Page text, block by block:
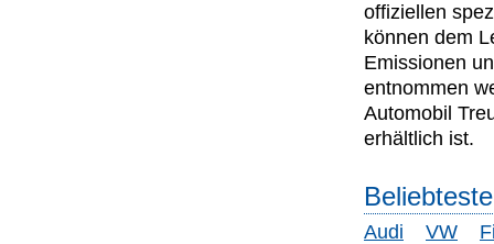
offiziellen
können dem
Emissionen
entnommen
Automobil
erhältlich ist.
Audi VW